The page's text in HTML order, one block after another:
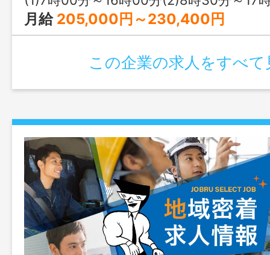
月給 205,000円～230,400円
この企業の求人をすべて